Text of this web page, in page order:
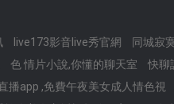
live173影音live秀官網 同城寂
色 情片小說,你懂的聊天室 快聊
播app ,免費午夜美女成人情色視